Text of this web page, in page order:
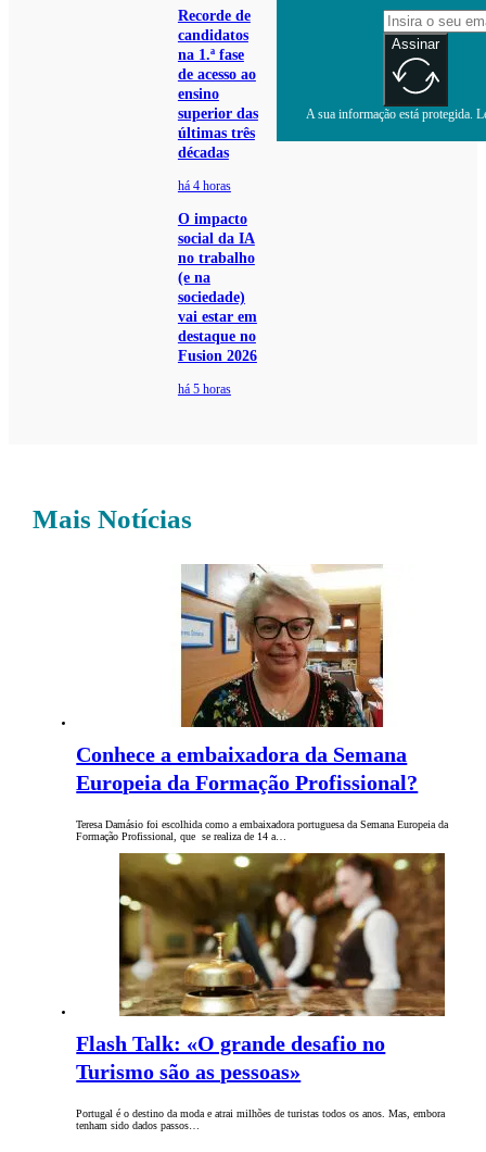
Recorde de
candidatos
na 1.ª fase
de acesso ao
ensino
superior das
últimas três
décadas
há 4 horas
O impacto
social da IA
no trabalho
(e na
sociedade)
vai estar em
destaque no
Fusion 2026
há 5 horas
Assinar
A sua informação está protegida.
Mais Notícias
Conhece a embaixadora da Semana
Europeia da Formação Profissional?
Teresa Damásio foi escolhida como a embaixadora portuguesa da Semana Europeia da
Formação Profissional, que se realiza de 14 a…
Flash Talk: «O grande desafio no
Turismo são as pessoas»
Portugal é o destino da moda e atrai milhões de turistas todos os anos. Mas, embora
tenham sido dados passos…